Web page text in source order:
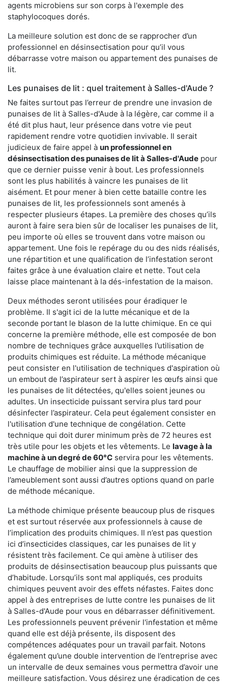
agents microbiens sur son corps à l'exemple des
staphylocoques dorés.
La meilleure solution est donc de se rapprocher d’un
professionnel en désinsectisation pour qu’il vous
débarrasse votre maison ou appartement des punaises de
lit.
Les punaises de lit : quel traitement à Salles-d'Aude ?
Ne faites surtout pas l’erreur de prendre une invasion de
punaises de lit à Salles-d'Aude à la légère, car comme il a
été dit plus haut, leur présence dans votre vie peut
rapidement rendre votre quotidien invivable. Il serait
judicieux de faire appel à un professionnel en
désinsectisation des punaises de lit à Salles-d'Aude pour
que ce dernier puisse venir à bout. Les professionnels
sont les plus habilités à vaincre les punaises de lit
aisément. Et pour mener à bien cette bataille contre les
punaises de lit, les professionnels sont amenés à
respecter plusieurs étapes. La première des choses qu’ils
auront à faire sera bien sûr de localiser les punaises de lit,
peu importe où elles se trouvent dans votre maison ou
appartement. Une fois le repérage du ou des nids réalisés,
une répartition et une qualification de l’infestation seront
faites grâce à une évaluation claire et nette. Tout cela
laisse place maintenant à la dés-infestation de la maison.
Deux méthodes seront utilisées pour éradiquer le
problème. Il s'agit ici de la lutte mécanique et de la
seconde portant le blason de la lutte chimique. En ce qui
concerne la première méthode, elle est composée de bon
nombre de techniques grâce auxquelles l’utilisation de
produits chimiques est réduite. La méthode mécanique
peut consister en l'utilisation de techniques d'aspiration où
un embout de l’aspirateur sert à aspirer les œufs ainsi que
les punaises de lit détectées, qu'elles soient jeunes ou
adultes. Un insecticide puissant servira plus tard pour
désinfecter l’aspirateur. Cela peut également consister en
l'utilisation d'une technique de congélation. Cette
technique qui doit durer minimum près de 72 heures est
très utile pour les objets et les vêtements. Le lavage à la
machine à un degré de 60°C servira pour les vêtements.
Le chauffage de mobilier ainsi que la suppression de
l’ameublement sont aussi d’autres options quand on parle
de méthode mécanique.
La méthode chimique présente beaucoup plus de risques
et est surtout réservée aux professionnels à cause de
l’implication des produits chimiques. Il n’est pas question
ici d’insecticides classiques, car les punaises de lit y
résistent très facilement. Ce qui amène à utiliser des
produits de désinsectisation beaucoup plus puissants que
d’habitude. Lorsqu’ils sont mal appliqués, ces produits
chimiques peuvent avoir des effets néfastes. Faites donc
appel à des entreprises de lutte contre les punaises de lit
à Salles-d'Aude pour vous en débarrasser définitivement.
Les professionnels peuvent prévenir l'infestation et même
quand elle est déjà présente, ils disposent des
compétences adéquates pour un travail parfait. Notons
également qu’une double intervention de l’entreprise avec
un intervalle de deux semaines vous permettra d’avoir une
meilleure satisfaction. Vous désirez une éradication de ces